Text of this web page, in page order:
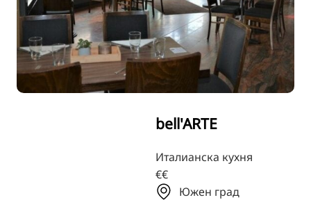
PT
TR
RU
FI
bell'ARTE
Италианска кухня
€€
Южен град